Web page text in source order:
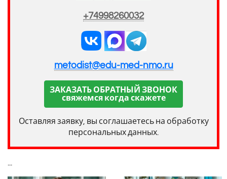
+74998260032
metodist@edu-med-nmo.ru
ЗАКАЗАТЬ ОБРАТНЫЙ ЗВОНОК
свяжемся когда скажете
Оставляя заявку, вы соглашаетесь на обработку
персональных данных.